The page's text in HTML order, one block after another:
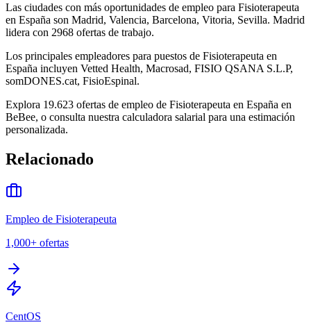
Las ciudades con más oportunidades de empleo para Fisioterapeuta
en España son Madrid, Valencia, Barcelona, Vitoria, Sevilla. Madrid
lidera con 2968 ofertas de trabajo.
Los principales empleadores para puestos de Fisioterapeuta en
España incluyen Vetted Health, Macrosad, FISIO QSANA S.L.P,
somDONES.cat, FisioEspinal.
Explora 19.623 ofertas de empleo de Fisioterapeuta en España en
BeBee, o consulta nuestra calculadora salarial para una estimación
personalizada.
Relacionado
Empleo de Fisioterapeuta
1,000+ ofertas
CentOS